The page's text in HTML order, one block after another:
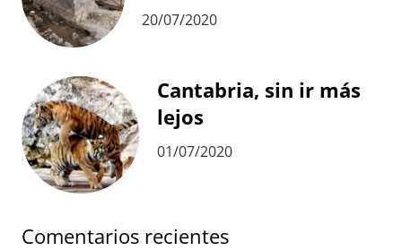
20/07/2020
Cantabria, sin ir más
lejos
01/07/2020
Comentarios recientes